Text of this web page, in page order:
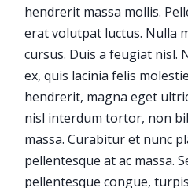
hendrerit massa mollis.
erat volutpat luctus. Nulla
cursus. Duis a feugiat nisl.
ex, quis lacinia felis
hendrerit, magna eget
nisl interdum tortor, non
massa. Curabitur et nunc
pellentesque at ac massa.
pellentesque congue,